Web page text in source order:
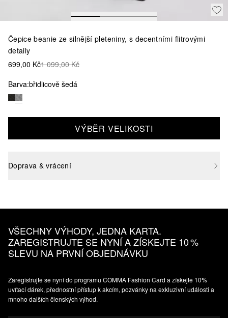
Čepice beanie ze silnější pleteniny, s decentními flitrovými
detaily
699,00 Kč1 099,00 Kč
Barva:břidlicově šedá
VÝBĚR VELIKOSTI
Doprava & vrácení
VŠECHNY VÝHODY, JEDNA KARTA.
ZAREGISTRUJTE SE NYNÍ A ZÍSKEJTE 10 %
SLEVU NA PRVNÍ OBJEDNÁVKU
Zaregistrujte se nyní do programu COMMA Fashion Card a získejte 10%
uvítací dárek, přednostní přístup k akcím, pozvánky na exkluzivní události a
mnoho dalších členských výhod.